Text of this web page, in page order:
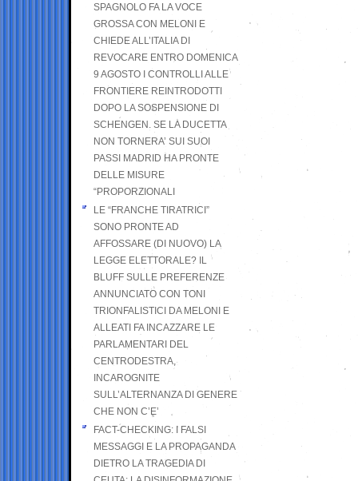
SPAGNOLO FA LA VOCE
GROSSA CON MELONI E
CHIEDE ALL’ITALIA DI
REVOCARE ENTRO DOMENICA
9 AGOSTO I CONTROLLI ALLE
FRONTIERE REINTRODOTTI
DOPO LA SOSPENSIONE DI
SCHENGEN. SE LA DUCETTA
NON TORNERA’ SUI SUOI
PASSI MADRID HA PRONTE
DELLE MISURE
“PROPORZIONALI
LE “FRANCHE TIRATRICI”
SONO PRONTE AD
AFFOSSARE (DI NUOVO) LA
LEGGE ELETTORALE? IL
BLUFF SULLE PREFERENZE
ANNUNCIATO CON TONI
TRIONFALISTICI DA MELONI E
ALLEATI FA INCAZZARE LE
PARLAMENTARI DEL
CENTRODESTRA,
INCAROGNITE
SULL’ALTERNANZA DI GENERE
CHE NON C’E’
FACT-CHECKING: I FALSI
MESSAGGI E LA PROPAGANDA
DIETRO LA TRAGEDIA DI